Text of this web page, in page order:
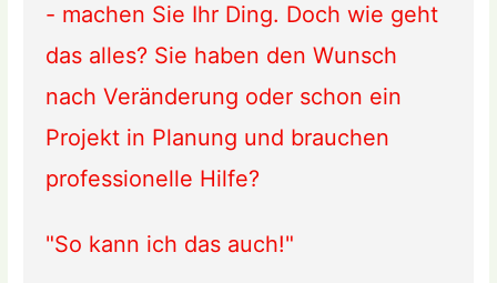
- machen Sie Ihr Ding. Doch wie geht
das alles? Sie haben den Wunsch
nach Veränderung oder schon ein
Projekt in Planung und brauchen
professionelle Hilfe?
"So kann ich das auch!"